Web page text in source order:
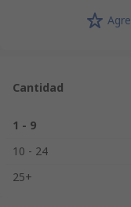
Cantidad
1 - 9
10 - 24
25+